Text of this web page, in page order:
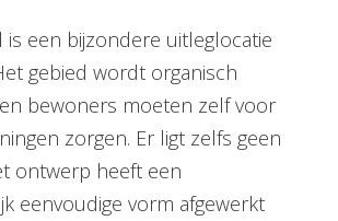
een bijzondere uitleglocatie
gebied wordt organisch
bewoners moeten zelf voor
zorgen. Er ligt zelfs geen
ontwerp heeft een
eenvoudige vorm afgewerkt